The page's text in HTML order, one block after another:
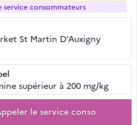
consommateurs
St Martin D’Auxigny
supérieur à 200 mg/kg
le service conso